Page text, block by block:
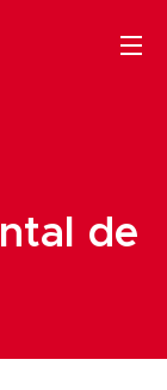
de